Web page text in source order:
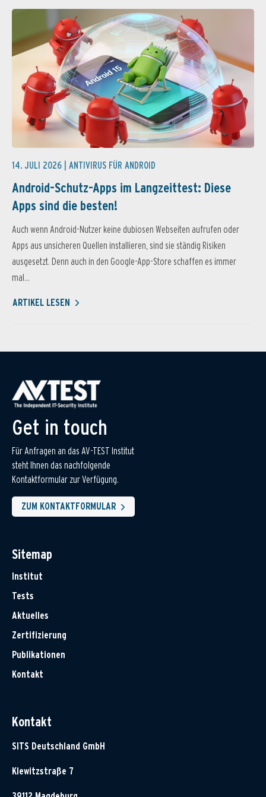
14. JULI 2026 | ANTIVIRUS FÜR ANDROID
Android-Schutz-Apps im Langzeittest: Diese
Apps sind die besten!
Auch wenn Android-Nutzer keine dubiosen Webseiten aufrufen oder
Apps aus unsicheren Quellen installieren, sind sie ständig Risiken
ausgesetzt. Denn auch in den Google-App-Store schaffen es immer
mal...
ARTIKEL LESEN
Get in touch
Für Anfragen an das AV-TEST Institut
steht Ihnen das nachfolgende
Kontaktformular zur Verfügung.
ZUM KONTAKTFORMULAR
Sitemap
Institut
Tests
Aktuelles
Zertifizierung
Publikationen
Kontakt
Kontakt
SITS Deutschland GmbH
Klewitzstraße 7